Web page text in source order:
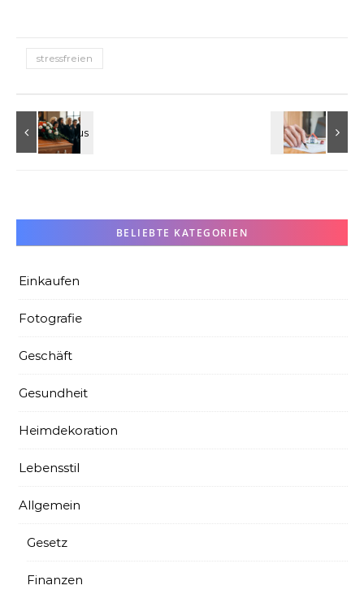
stressfreien
BELIEBTE KATEGORIEN
Einkaufen
Fotografie
Geschäft
Gesundheit
Heimdekoration
Lebensstil
Allgemein
Gesetz
Finanzen